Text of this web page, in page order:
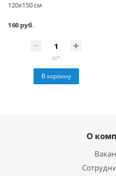
120х150 см
160 руб.
шт
В корзину
О